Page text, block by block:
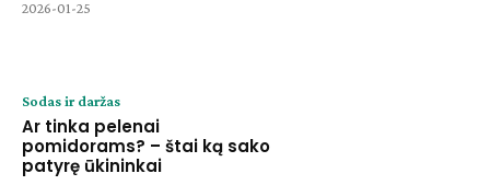
2026-01-25
Sodas ir daržas
Ar tinka pelenai
pomidorams? – štai ką sako
patyrę ūkininkai